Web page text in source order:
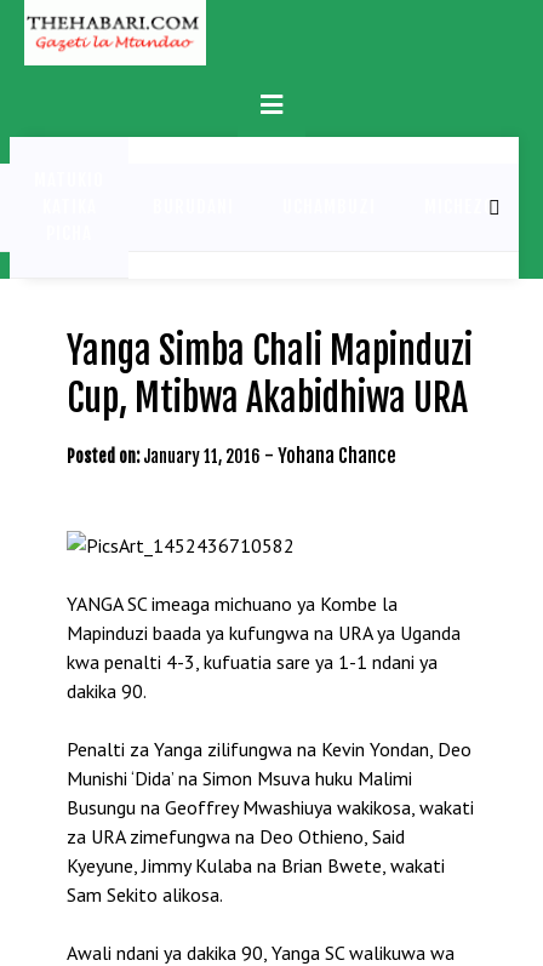
Skip
content
Primary
Menu
MICHEZO
Yanga Simba Chali Mapinduzi
Cup, Mtibwa Akabidhiwa URA
Posted on: January 11, 2016 - Yohana Chance
YANGA SC imeaga michuano ya Kombe la
Mapinduzi baada ya kufungwa na URA ya Uganda
kwa penalti 4-3, kufuatia sare ya 1-1 ndani ya
dakika 90.
Penalti za Yanga zilifungwa na Kevin Yondan, Deo
Munishi ‘Dida’ na Simon Msuva huku Malimi
Busungu na Geoffrey Mwashiuya wakikosa, wakati
za URA zimefungwa na Deo Othieno, Said
Kyeyune, Jimmy Kulaba na Brian Bwete, wakati
Sam Sekito alikosa.
Awali ndani ya dakika 90, Yanga SC walikuwa wa